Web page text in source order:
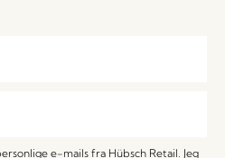
e-mails fra Hübsch Retail. Jeg